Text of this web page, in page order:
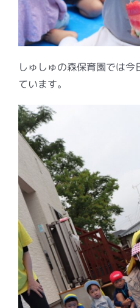
しゅしゅの森保育園では
ています。